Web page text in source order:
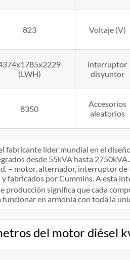
823 Voltaje (V)
(LWH)
interruptor
disyuntor
8350
Accesorios
aleatorios
fabricante líder mundial en el
desde 55kVA hasta
– motor, alternador, interruptor de
fabricados por Cummins. A esta
producción significa que cada
funcionar en armonía con toda la
del motor diésel